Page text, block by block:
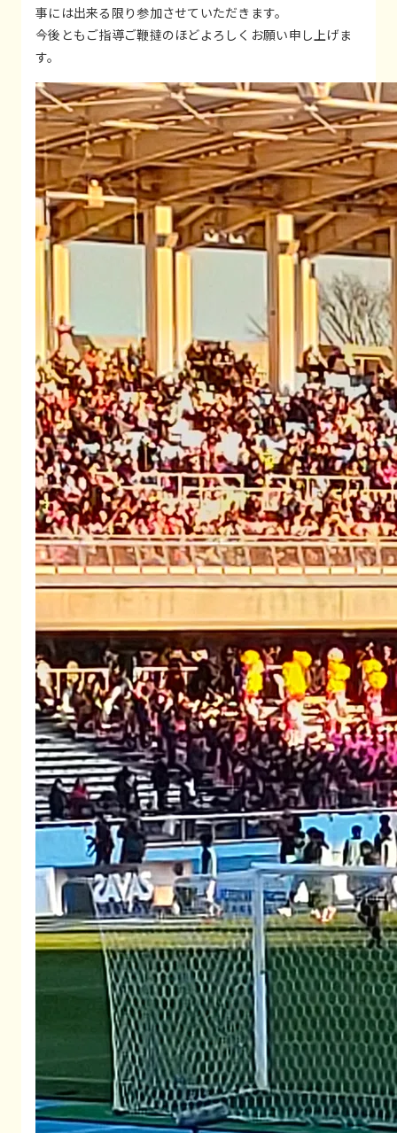
事には出来る限り参加させていただきます。
今後ともご指導ご鞭撻のほどよろしくお願い申し上げま
す。